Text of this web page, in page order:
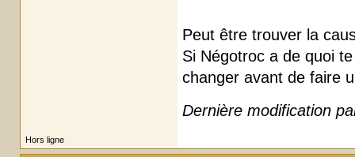
Peut être trouver la
Si Négotroc a de quoi
changer avant de faire
Dernière modification
Hors ligne